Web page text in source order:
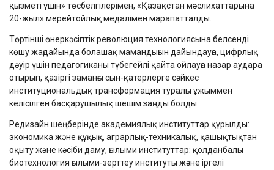
қызметі үшін» төсбелгілерімен, «Қазақстан мәслихаттарына
20-жыл» мерейтойлық медалімен марапатталды.
Төртінші өнеркәсіптік революция технологиясына белсенді
көшу жағдайында болашақ мамандығын дайындауға, цифрлық
дәуір үшін педагогиканы түбегейлі қайта ойлауға назар аудара
отырып, қазіргі заманғы сын-қатерлерге сәйкес
институциональдық трансформация туралы ұжыммен
келісілген басқарушылық шешім заңды болды.
Редизайн шеңберінде академиялық институттар құрылды:
экономика және құқық, аграрлық-техникалық, қашықтықтан
оқыту және кәсіби даму, ғылыми институттар: қолданбалы
биотехнология ғылыми-зерттеу институты және іргелі